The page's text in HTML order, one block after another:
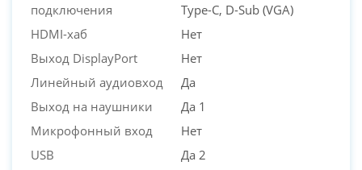
подключения
Type-C, D-Sub (VGA)
HDMI-хаб
Нет
Выход DisplayPort
Нет
Линейный аудиовход
Да
Выход на наушники
Да 1
Микрофонный вход
Нет
USB
Да 2